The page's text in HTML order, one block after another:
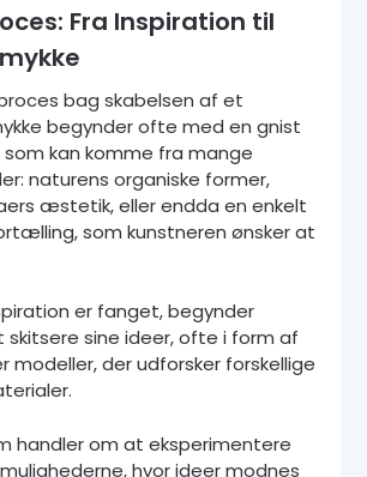
Fra Inspiration til
bag skabelsen af et
begynder ofte med en gnist
kan komme fra mange
naturens organiske former,
æstetik, eller endda en enkelt
som kunstneren ønsker at
er fanget, begynder
skitsere sine ideer, ofte i form af
modeller, der udforsker forskellige
handler om at eksperimentere
hvor ideer modnes